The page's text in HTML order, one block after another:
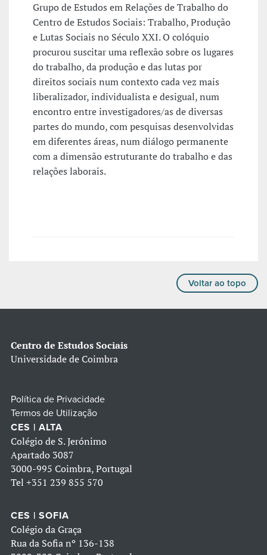
Grupo de Estudos em Relações de Trabalho do
Centro de Estudos Sociais: Trabalho, Produção
e Lutas Sociais no Século XXI. O colóquio
procurou suscitar uma reflexão sobre os lugares
do trabalho, da produção e das lutas por
direitos sociais num contexto cada vez mais
liberalizador, individualista e desigual, num
encontro entre investigadores/as de diversas
partes do mundo, com pesquisas desenvolvidas
em diferentes áreas, num diálogo permanente
com a dimensão estruturante do trabalho e das
relações laborais.
Voltar ao topo
Centro de Estudos Sociais
Universidade de Coimbra
Política de Privacidade
Termos de Utilização
CES | ALTA
Colégio de S. Jerónimo
Apartado 3087
3000-995 Coimbra, Portugal
Tel +351 239 855 570
CES | SOFIA
Colégio da Graça
Rua da Sofia nº 136-138